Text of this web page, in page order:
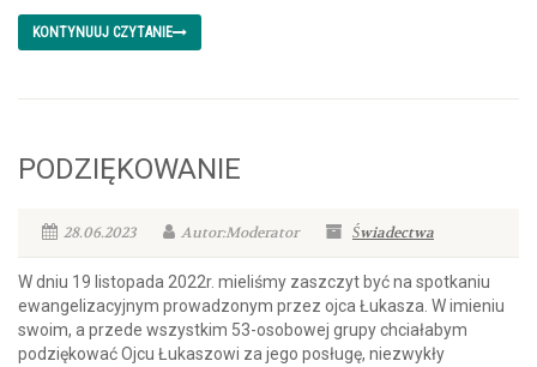
KONTYNUUJ CZYTANIE
PODZIĘKOWANIE
28.06.2023 Autor:Moderator Świadectwa
W dniu 19 listopada 2022r. mieliśmy zaszczyt być na spotkaniu
ewangelizacyjnym prowadzonym przez ojca Łukasza. W imieniu
swoim, a przede wszystkim 53-osobowej grupy chciałabym
podziękować Ojcu Łukaszowi za jego posługę, niezwykły